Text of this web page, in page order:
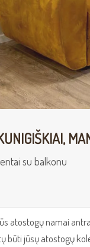
su balkonu
atostogų namai
būti jūsų atostogų